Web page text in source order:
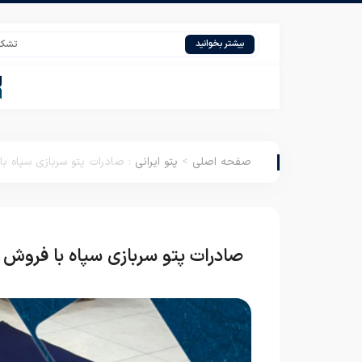
بیشتر بخوانید تشک
صفحه اصلی > پتو ایرانی : صادرات پتو سربازی سپاه
صادرات پتو سربازی سپاه با فروش